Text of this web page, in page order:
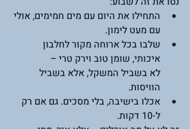
התחילו את היום עם מים חמימים, אולי
עם מעט לימון.
שלבו בכל ארוחה מקור לחלבון
איכותי, שומן טוב וירק טרי –
לא בשביל המשקל, אלא בשביל
הוויסות.
אכלו בישיבה, בלי מסכים. גם אם רק
ל-10 דקות.